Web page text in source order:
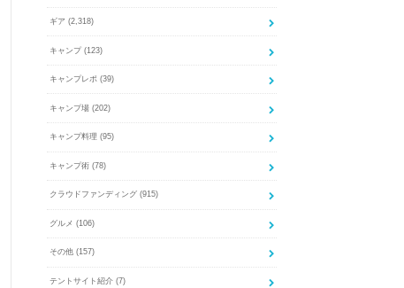
ギア (2,318)
キャンプ (123)
キャンプレポ (39)
キャンプ場 (202)
キャンプ料理 (95)
キャンプ術 (78)
クラウドファンディング (915)
グルメ (106)
その他 (157)
テントサイト紹介 (7)